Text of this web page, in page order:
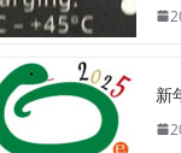
新